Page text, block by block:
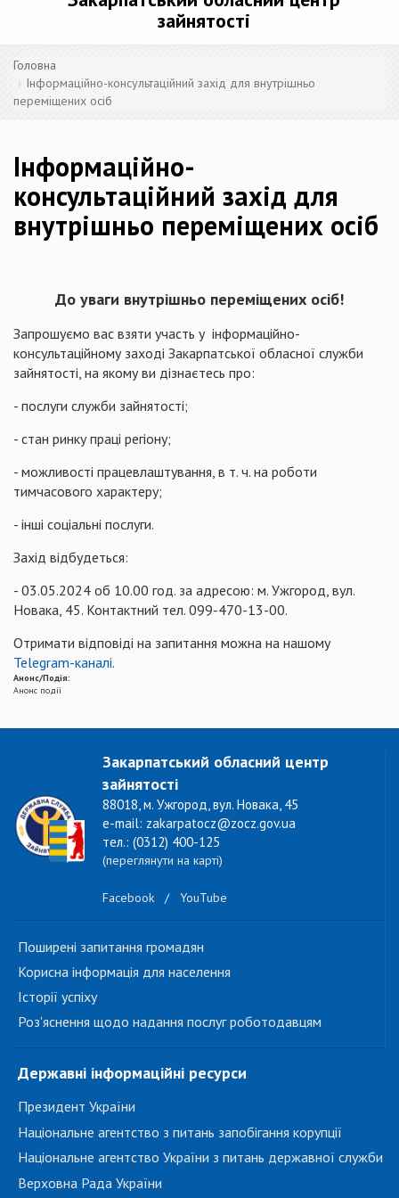
зайнятості
Головна
Інформаційно-консультаційний захід для внутрішньо
переміщених осіб
Інформаційно-
консультаційний захід для
внутрішньо переміщених осіб
До уваги внутрішньо переміщених осіб!
Запрошуємо вас взяти участь у інформаційно-
консультаційному заході Закарпатської обласної служби
зайнятості, на якому ви дізнаєтесь про:
- послуги служби зайнятості;
- стан ринку праці регіону;
- можливості працевлаштування, в т. ч. на роботи
тимчасового характеру;
- інші соціальні послуги.
Захід відбудеться:
- 03.05.2024 об 10.00 год. за адресою: м. Ужгород, вул.
Новака, 45. Контактний тел. 099-470-13-00.
Отримати відповіді на запитання можна на нашому
Telegram-каналі.
Анонс/Подія:
Анонс події
Закарпатський обласний центр
зайнятості
88018, м. Ужгород, вул. Новака, 45
e-mail: zakarpatocz@zocz.gov.ua
тел.: (0312) 400-125
(переглянути на карті)
Facebook / YouTube
Поширені запитання громадян
Корисна інформація для населення
Історії успіху
Роз'яснення щодо надання послуг роботодавцям
Державні інформаційні ресурси
Президент України
Національне агентство з питань запобігання корупції
Національне агентство України з питань державної служби
Верховна Рада України